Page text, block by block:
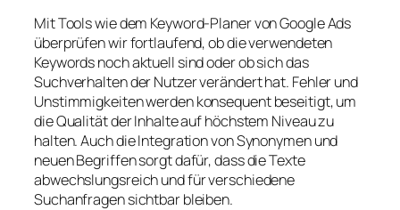
Mit Tools wie dem Keyword-Planer von Google Ads
überprüfen wir fortlaufend, ob die verwendeten
Keywords noch aktuell sind oder ob sich das
Suchverhalten der Nutzer verändert hat. Fehler und
Unstimmigkeiten werden konsequent beseitigt, um
die Qualität der Inhalte auf höchstem Niveau zu
halten. Auch die Integration von Synonymen und
neuen Begriffen sorgt dafür, dass die Texte
abwechslungsreich und für verschiedene
Suchanfragen sichtbar bleiben.